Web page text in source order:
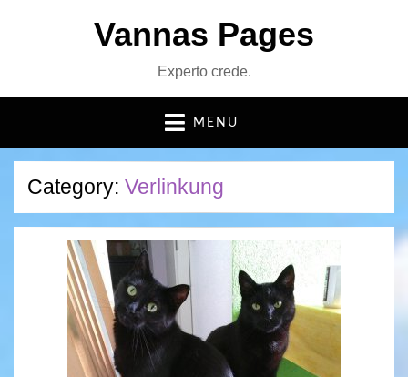
Vannas Pages
Experto crede.
MENU
Category: Verlinkung